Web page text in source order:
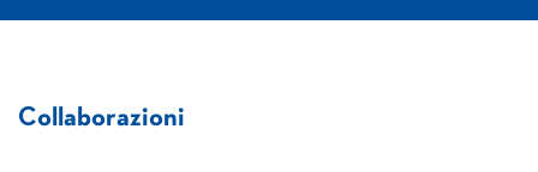
Collaborazioni